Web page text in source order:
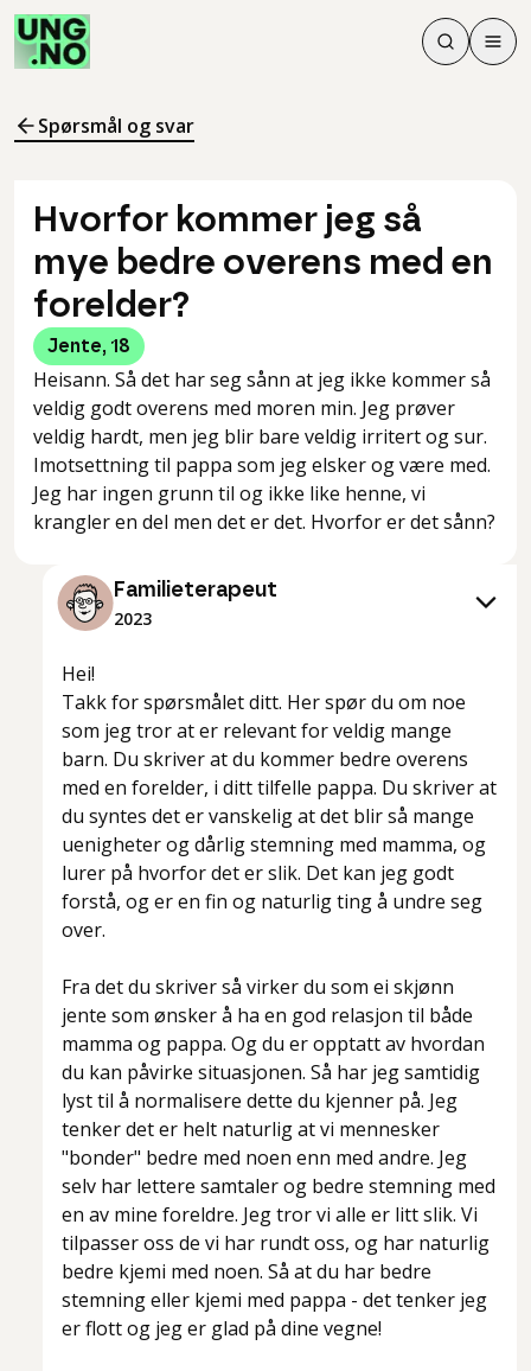
Søk
Søk
Meny
Spørsmål og svar
Hvorfor kommer jeg så
mye bedre overens med en
forelder?
Jente, 18
Heisann. Så det har seg sånn at jeg ikke kommer så
veldig godt overens med moren min. Jeg prøver
veldig hardt, men jeg blir bare veldig irritert og sur.
Imotsettning til pappa som jeg elsker og være med.
Jeg har ingen grunn til og ikke like henne, vi
krangler en del men det er det. Hvorfor er det sånn?
Familieterapeut
2023
Hei!
Takk for spørsmålet ditt. Her spør du om noe
som jeg tror at er relevant for veldig mange
barn. Du skriver at du kommer bedre overens
med en forelder, i ditt tilfelle pappa. Du skriver at
du syntes det er vanskelig at det blir så mange
uenigheter og dårlig stemning med mamma, og
lurer på hvorfor det er slik. Det kan jeg godt
forstå, og er en fin og naturlig ting å undre seg
over.
Fra det du skriver så virker du som ei skjønn
jente som ønsker å ha en god relasjon til både
mamma og pappa. Og du er opptatt av hvordan
du kan påvirke situasjonen. Så har jeg samtidig
lyst til å normalisere dette du kjenner på. Jeg
tenker det er helt naturlig at vi mennesker
"bonder" bedre med noen enn med andre. Jeg
selv har lettere samtaler og bedre stemning med
en av mine foreldre. Jeg tror vi alle er litt slik. Vi
tilpasser oss de vi har rundt oss, og har naturlig
bedre kjemi med noen. Så at du har bedre
stemning eller kjemi med pappa - det tenker jeg
er flott og jeg er glad på dine vegne!